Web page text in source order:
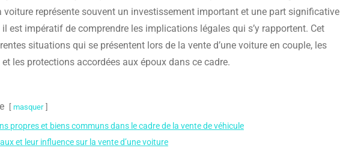
voiture représente souvent un investissement important et une part significative
est impératif de comprendre les implications légales qui s’y rapportent. Cet
situations qui se présentent lors de la vente d’une voiture en couple, les
les protections accordées aux époux dans ce cadre.
masquer
propres et biens communs dans le cadre de la vente de véhicule
et leur influence sur la vente d’une voiture